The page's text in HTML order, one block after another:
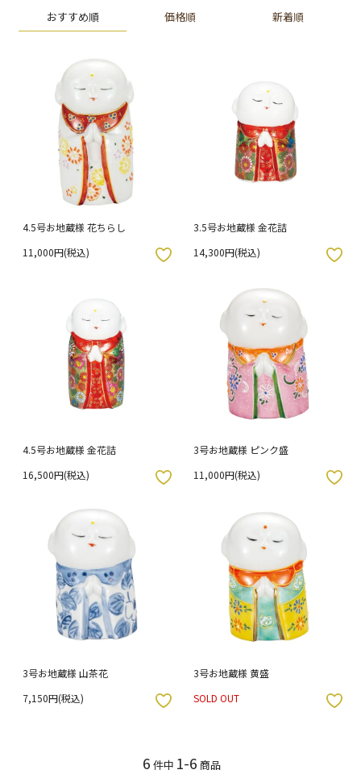
おすすめ順 価格順 新着順
4.5号お地蔵様 花ちらし
11,000円(税込)
3.5号お地蔵様 金花詰
14,300円(税込)
お気に入りボタン
4.5号お地蔵様 金花詰
16,500円(税込)
3号お地蔵様 ピンク盛
11,000円(税込)
お気に入りボタン
3号お地蔵様 山茶花
7,150円(税込)
3号お地蔵様 黄盛
SOLD OUT
お気に入りボタン
6 件中 1-6 商品